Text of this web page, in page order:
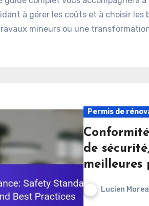
à gérer les coûts et à choisir
mineurs ou une
Permis de
de
meilleures
Lucien